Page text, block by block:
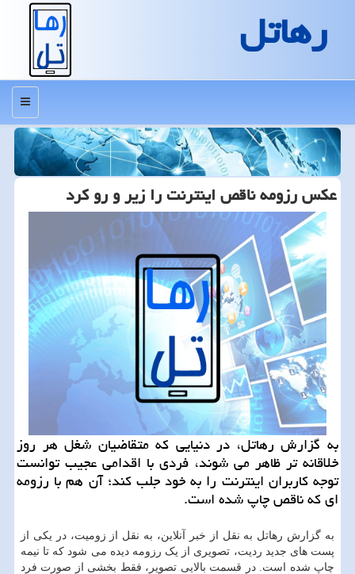
رهاتل
منو
عکس رزومه ناقص اینترنت را زیر و رو کرد
به گزارش رهاتل، در دنیایی که متقاضیان شغل هر روز
خلاقانه تر ظاهر می شوند، فردی با اقدامی عجیب توانست
توجه کاربران اینترنت را به خود جلب کند؛ آن هم با رزومه
ای که ناقص چاپ شده است.
به گزارش رهاتل به نقل از خبر آنلاین، به نقل از زومیت، در یکی از
پست های جدید ردیت، تصویری از یک رزومه دیده می شود که تا نیمه
چاپ شده است. در قسمت بالایی تصویر، فقط بخشی از صورت فرد